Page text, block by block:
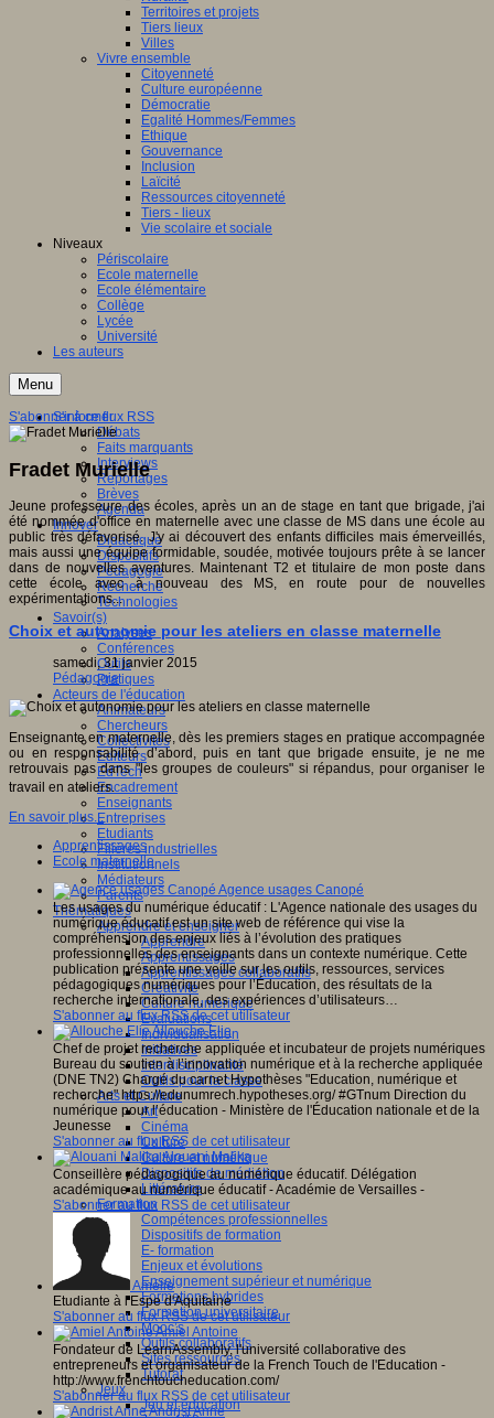
Territoires et projets
Tiers lieux
Villes
Vivre ensemble
Citoyenneté
Culture européenne
Démocratie
Egalité Hommes/Femmes
Ethique
Gouvernance
Inclusion
Laïcité
Ressources citoyenneté
Tiers - lieux
Vie scolaire et sociale
Niveaux
Périscolaire
Ecole maternelle
Ecole élémentaire
Collège
Lycée
Université
Les auteurs
Menu
S'informer
Débats
Faits marquants
Interviews
Reportages
Brèves
Agenda
Innover
Didactique
Dispositifs
Pédagogie
Recherche
Technologies
Savoir(s)
Analyses
Conférences
Outils
Pratiques
Acteurs de l'éducation
Animateurs
Chercheurs
Collectivités
Editeurs
EdTech
Encadrement
Enseignants
Entreprises
Etudiants
Filières industrielles
Institutionnels
Médiateurs
Parents
Thématiques
Apprendre et enseigner
Apprendre
Apprentissages
Apprentissages collaboratifs
Créativité
Culture numérique
Evaluations
Individualisation
Initiatives
Interdisciplinarité
Outils pour la classe
Arts et Culture
Art
Cinéma
Culture
Culture et numérique
Dispositifs de médiation
Littérature
Formation
Compétences professionnelles
Dispositifs de formation
E- formation
Enjeux et évolutions
Enseignement supérieur et numérique
Formations hybrides
Formation universitaire
Mooc’s
Outils collaboratifs
Sites ressources
Tutorat
Jeux
Jeu et éducation
S'abonner à ce flux RSS
Fradet Murielle
Jeune professeure des écoles, après un an de stage en tant que brigade, j'ai
été nommée d'office en maternelle avec une classe de MS dans une école au
public très défavorisé. J'y ai découvert des enfants difficiles mais émerveillés,
mais aussi une équipe formidable, soudée, motivée toujours prête à se lancer
dans de nouvelles aventures. Maintenant T2 et titulaire de mon poste dans
cette école avec à nouveau des MS, en route pour de nouvelles
expérimentations...
Choix et autonomie pour les ateliers en classe maternelle
samedi, 31 janvier 2015
Pédagogie
Enseignante en maternelle, dès les premiers stages en pratique accompagnée
ou en responsabilité d’abord, puis en tant que brigade ensuite, je ne me
retrouvais pas dans "les groupes de couleurs" si répandus, pour organiser le
travail en ateliers.
En savoir plus...
Apprentissages
Ecole maternelle
Agence usages Canopé
Les usages du numérique éducatif : L'Agence nationale des usages du
numérique éducatif est un site web de référence qui vise la
compréhension des enjeux liés à l’évolution des pratiques
professionnelles des enseignants dans un contexte numérique. Cette
publication présente une veille sur les outils, ressources, services
pédagogiques numériques pour l’Éducation, des résultats de la
recherche internationale, des expériences d’utilisateurs…
S'abonner au flux RSS de cet utilisateur
Allouche Elie
Chef de projet recherche appliquée et incubateur de projets numériques
Bureau du soutien à l’innovation numérique et à la recherche appliquée
(DNE TN2) Chargé du carnet Hypothèses "Education, numérique et
recherche" https://edunumrech.hypotheses.org/ #GTnum Direction du
numérique pour l’éducation - Ministère de l'Éducation nationale et de la
Jeunesse
S'abonner au flux RSS de cet utilisateur
Alouani Malika
Conseillère pédagogique au numérique éducatif. Délégation
académique au numérique éducatif - Académie de Versailles -
S'abonner au flux RSS de cet utilisateur
Amélie
Etudiante à l'Espe d'Aquitaine
S'abonner au flux RSS de cet utilisateur
Amiel Antoine
Fondateur de LearnAssembly, l'université collaborative des
entrepreneurs et organisateur de la French Touch de l'Education -
http://www.frenchtoucheducation.com/
S'abonner au flux RSS de cet utilisateur
Andrist Anne